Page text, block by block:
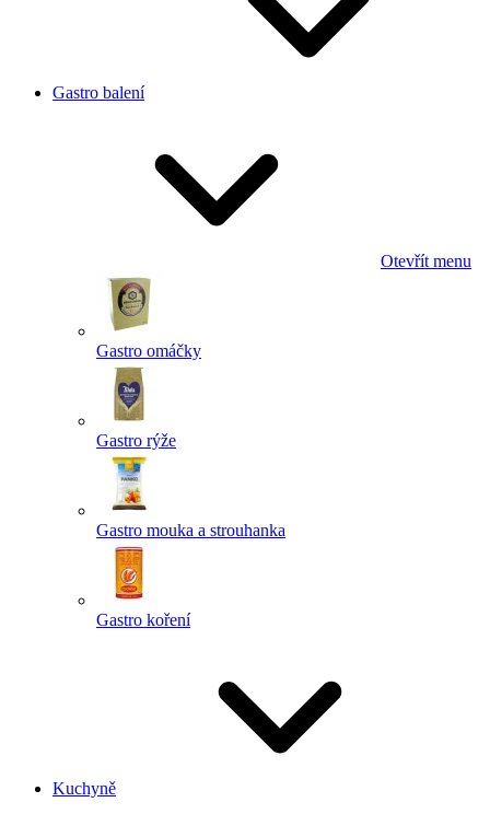
Gastro balení
Otevřít menu
Gastro omáčky
Gastro rýže
Gastro mouka a strouhanka
Gastro koření
Kuchyně